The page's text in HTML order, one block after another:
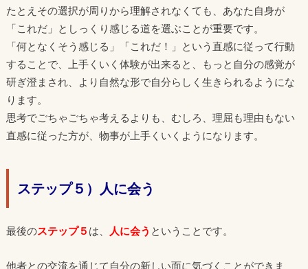
たとえその選択が周りから理解されなくても、あなた自身が
「これだ」としっくり感じる道を選ぶことが重要です。
「何となくそう感じる」「これだ！」という直感に従って行動
することで、上手くいく体験が出来ると、もっと自分の感覚が
研ぎ澄まされ、より自然な形で自分らしく生きられるようにな
ります。
思考でごちゃごちゃ考えるよりも、むしろ、理屈も理由もない
直感に従った方が、物事が上手くいくようになります。
ステップ５）人に会う
最後のステップ５ は、 人に会う ということです。
他者との交流を通じて自分の新しい面に気づくことができま